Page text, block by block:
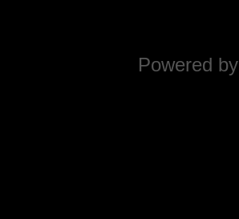
Powered by